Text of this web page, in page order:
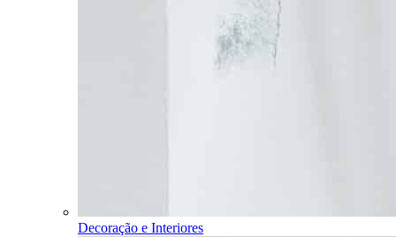
Decoração e Interiores